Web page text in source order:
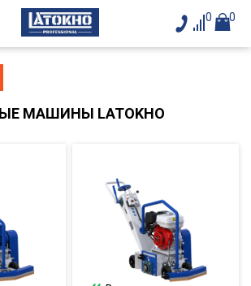
0 0
МАШИНЫ LATOKHO